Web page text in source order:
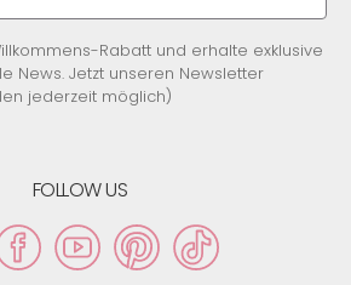
Rabatt und erhalte exklusive
News. Jetzt unseren Newsletter
jederzeit möglich)
FOLLOW US
YouTubePinterestTikTok